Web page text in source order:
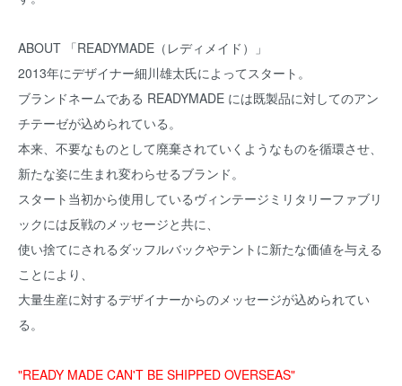
ABOUT 「READYMADE（レディメイド）」
2013年にデザイナー細川雄太氏によってスタート。
ブランドネームである READYMADE には既製品に対してのアン
チテーゼが込められている。
本来、不要なものとして廃棄されていくようなものを循環させ、
新たな姿に生まれ変わらせるブランド。
スタート当初から使用しているヴィンテージミリタリーファブリ
ックには反戦のメッセージと共に、
使い捨てにされるダッフルバックやテントに新たな価値を与える
ことにより、
大量生産に対するデザイナーからのメッセージが込められてい
る。
"READY MADE CAN'T BE SHIPPED OVERSEAS"